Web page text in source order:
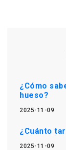
¿Cómo
hueso?
2025-11-09
¿Cuánto
2025-11-09